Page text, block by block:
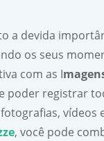
a devida
os seus
com as I
poder registrar
vídeos
, você pode